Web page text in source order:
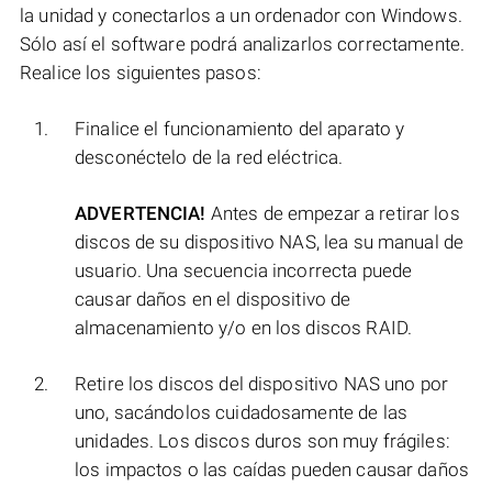
la unidad y conectarlos a un ordenador con Windows.
Sólo así el software podrá analizarlos correctamente.
Realice los siguientes pasos:
Finalice el funcionamiento del aparato y
desconéctelo de la red eléctrica.
ADVERTENCIA! Antes de empezar a retirar los
discos de su dispositivo NAS, lea su manual de
usuario. Una secuencia incorrecta puede
causar daños en el dispositivo de
almacenamiento y/o en los discos RAID.
Retire los discos del dispositivo NAS uno por
uno, sacándolos cuidadosamente de las
unidades. Los discos duros son muy frágiles:
los impactos o las caídas pueden causar daños